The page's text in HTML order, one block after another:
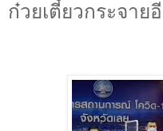
ก๋วยเตี๋ยวกระจาย